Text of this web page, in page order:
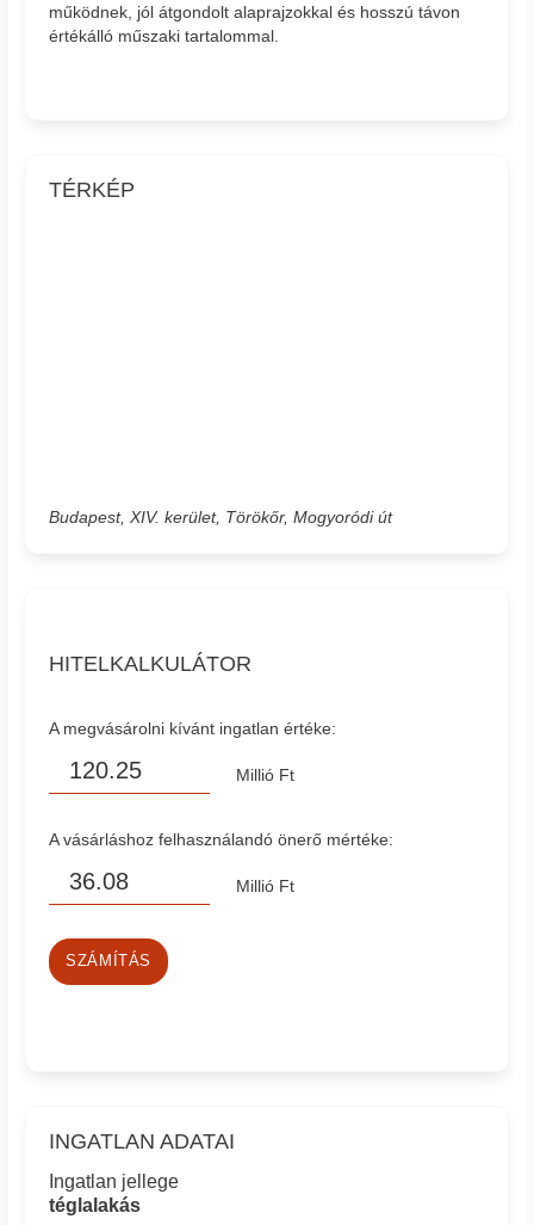
működnek, jól átgondolt alaprajzokkal és hosszú távon
értékálló műszaki tartalommal.
TÉRKÉP
Budapest, XIV. kerület, Törökőr, Mogyoródi út
HITELKALKULÁTOR
A megvásárolni kívánt ingatlan értéke:
Millió Ft
A vásárláshoz felhasználandó önerő mértéke:
Millió Ft
SZÁMÍTÁS
INGATLAN ADATAI
Ingatlan jellege
téglalakás